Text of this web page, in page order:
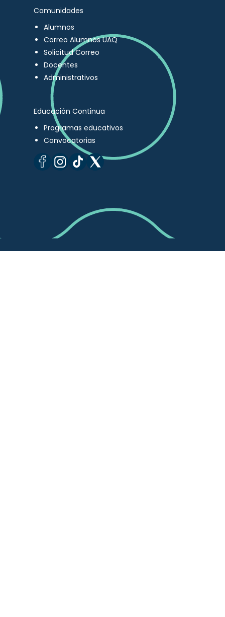
Comunidades
Alumnos
Correo Alumnos UAQ
Solicitud Correo
Docentes
Administrativos
Educación Continua
Programas educativos
Convocatorias